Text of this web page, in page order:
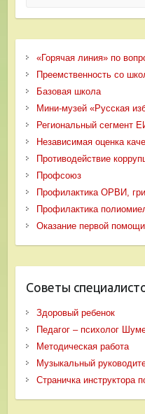
«Горячая линия» по
Преемственность со
Базовая школа
Мини-музей «Русская
Региональный сегмент
Независимая оценка
Противодействие
Профсоюз
Профилактика ОРВИ,
Профилактика
Оказание первой помощи
Советы
Здоровый ребенок
Педагог – психолог
Методическая работа
Музыкальный
Страничка инструктора